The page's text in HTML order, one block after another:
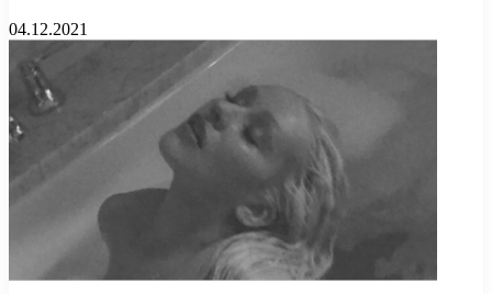
04.12.2021